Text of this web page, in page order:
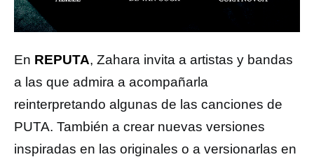
En REPUTA, Zahara invita a artistas y bandas
a las que admira a acompañarla
reinterpretando algunas de las canciones de
PUTA. También a crear nuevas versiones
inspiradas en las originales o a versionarlas en